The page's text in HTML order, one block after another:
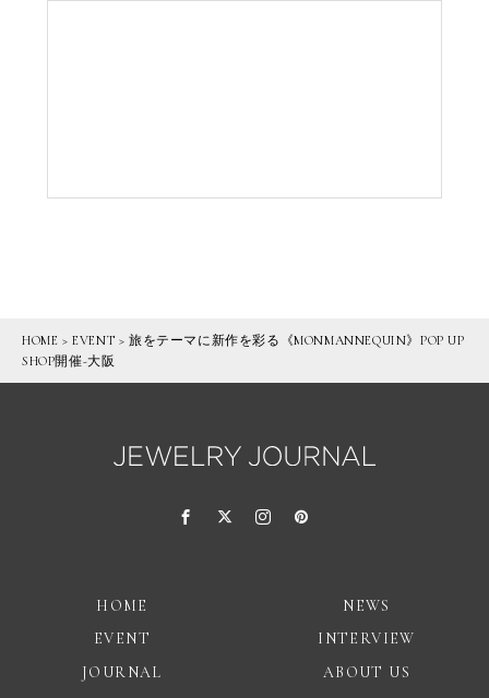
HOME >EVENT >旅をテーマに新作を彩る《MONMANNEQUIN》POP UP
SHOP開催-大阪
HOME
NEWS
EVENT
INTERVIEW
JOURNAL
ABOUT US